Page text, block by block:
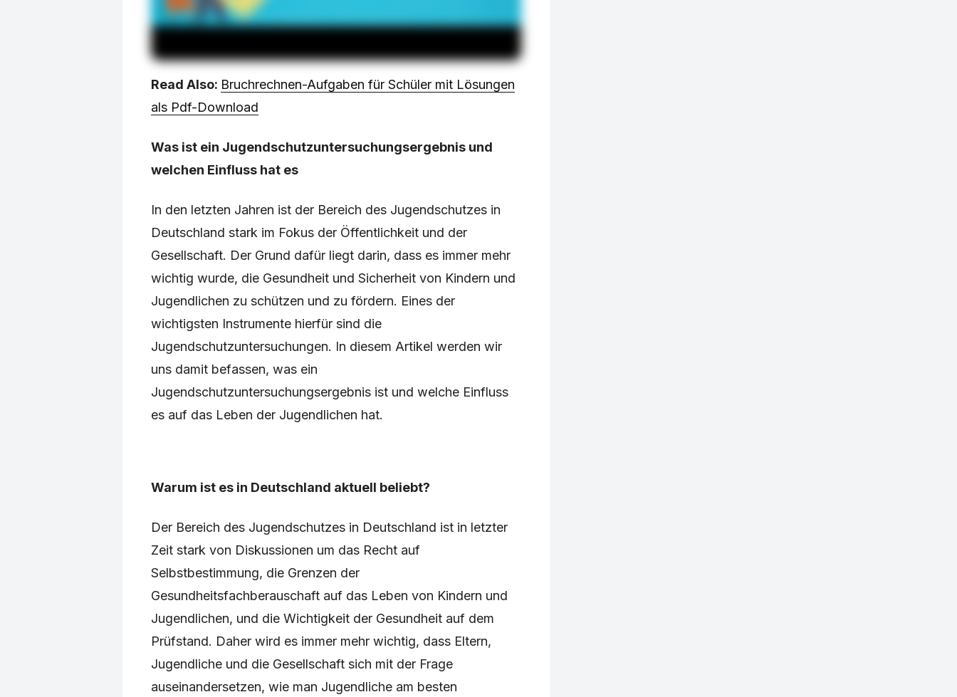
Read Also: Bruchrechnen-Aufgaben für Schüler mit Lösungen
als Pdf-Download
Was ist ein Jugendschutzuntersuchungsergebnis und
welchen Einfluss hat es
In den letzten Jahren ist der Bereich des Jugendschutzes in
Deutschland stark im Fokus der Öffentlichkeit und der
Gesellschaft. Der Grund dafür liegt darin, dass es immer mehr
wichtig wurde, die Gesundheit und Sicherheit von Kindern und
Jugendlichen zu schützen und zu fördern. Eines der
wichtigsten Instrumente hierfür sind die
Jugendschutzuntersuchungen. In diesem Artikel werden wir
uns damit befassen, was ein
Jugendschutzuntersuchungsergebnis ist und welche Einfluss
es auf das Leben der Jugendlichen hat.
Warum ist es in Deutschland aktuell beliebt?
Der Bereich des Jugendschutzes in Deutschland ist in letzter
Zeit stark von Diskussionen um das Recht auf
Selbstbestimmung, die Grenzen der
Gesundheitsfachberauschaft auf das Leben von Kindern und
Jugendlichen, und die Wichtigkeit der Gesundheit auf dem
Prüfstand. Daher wird es immer mehr wichtig, dass Eltern,
Jugendliche und die Gesellschaft sich mit der Frage
auseinandersetzen, wie man Jugendliche am besten